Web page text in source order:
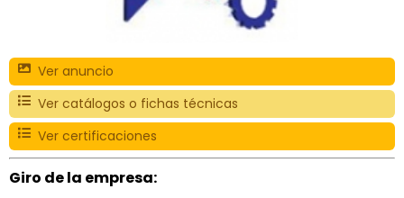
Ver anuncio
Ver catálogos o fichas técnicas
Ver certificaciones
Giro de la empresa: